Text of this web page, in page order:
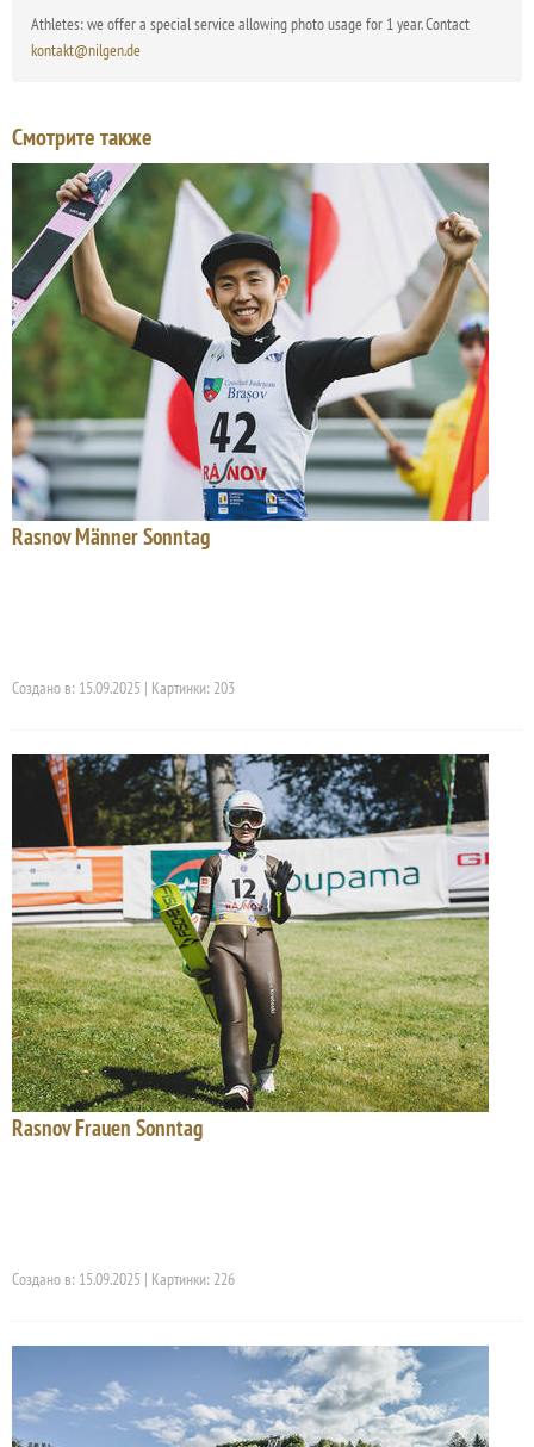
Athletes: we offer a special service allowing photo usage for 1 year. Contact
kontakt@nilgen.de
Смотрите также
Rasnov Männer Sonntag
Создано в: 15.09.2025 | Картинки: 203
Rasnov Frauen Sonntag
Создано в: 15.09.2025 | Картинки: 226